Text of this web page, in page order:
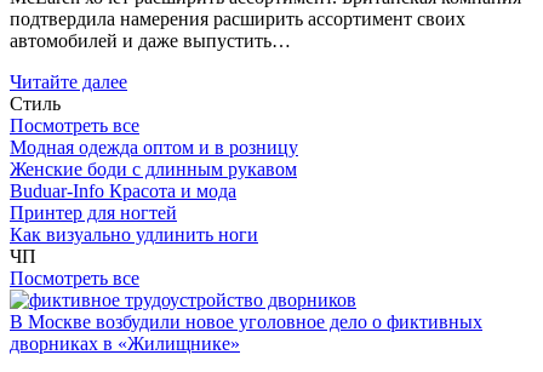
подтвердила намерения расширить ассортимент своих
автомобилей и даже выпустить…
Читайте далее
Стиль
Посмотреть все
Модная одежда оптом и в розницу
Женские боди с длинным рукавом
Buduar-Info Красота и мода
Принтер для ногтей
Как визуально удлинить ноги
ЧП
Посмотреть все
В Москве возбудили новое уголовное дело о фиктивных
дворниках в «Жилищнике»